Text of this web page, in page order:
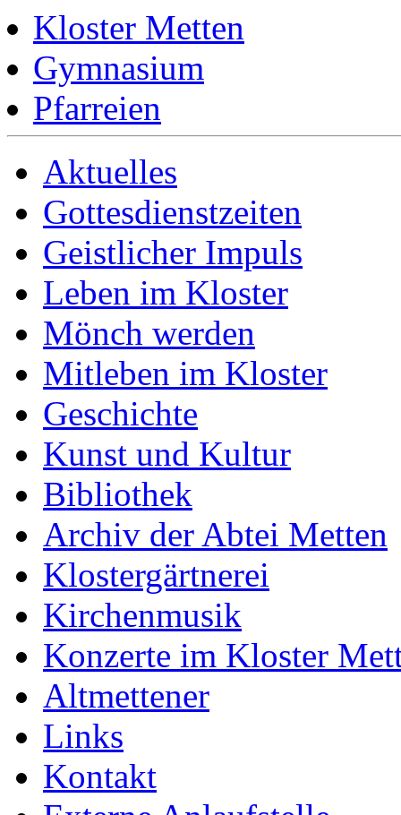
Kloster Metten
Gymnasium
Pfarreien
Aktuelles
Gottesdienstzeiten
Geistlicher Impuls
Leben im Kloster
Mönch werden
Mitleben im Kloster
Geschichte
Kunst und Kultur
Bibliothek
Archiv der Abtei Metten
Klostergärtnerei
Kirchenmusik
Konzerte im Kloster
Altmettener
Links
Kontakt